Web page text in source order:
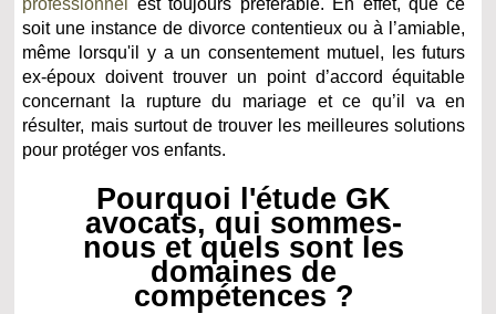
soit une instance de divorce contentieux ou à l’amiable,
même lorsqu'il y a un consentement mutuel, les futurs
ex-époux doivent trouver un point d’accord équitable
concernant la rupture du mariage et ce qu’il va en
résulter, mais surtout de trouver les meilleures solutions
pour protéger vos enfants.
Pourquoi l'étude GK
avocats, qui sommes-
nous et quels sont les
domaines de
compétences ?